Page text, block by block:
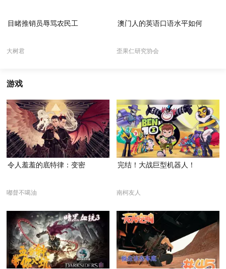
目睹推销员辱骂农民工
大树君
澳门人的英语口语水平如何
歪果仁研究协会
游戏
令人羞羞的底特律：变密
嘟督不噶油
完结！大战巨型机器人！
南柯友人